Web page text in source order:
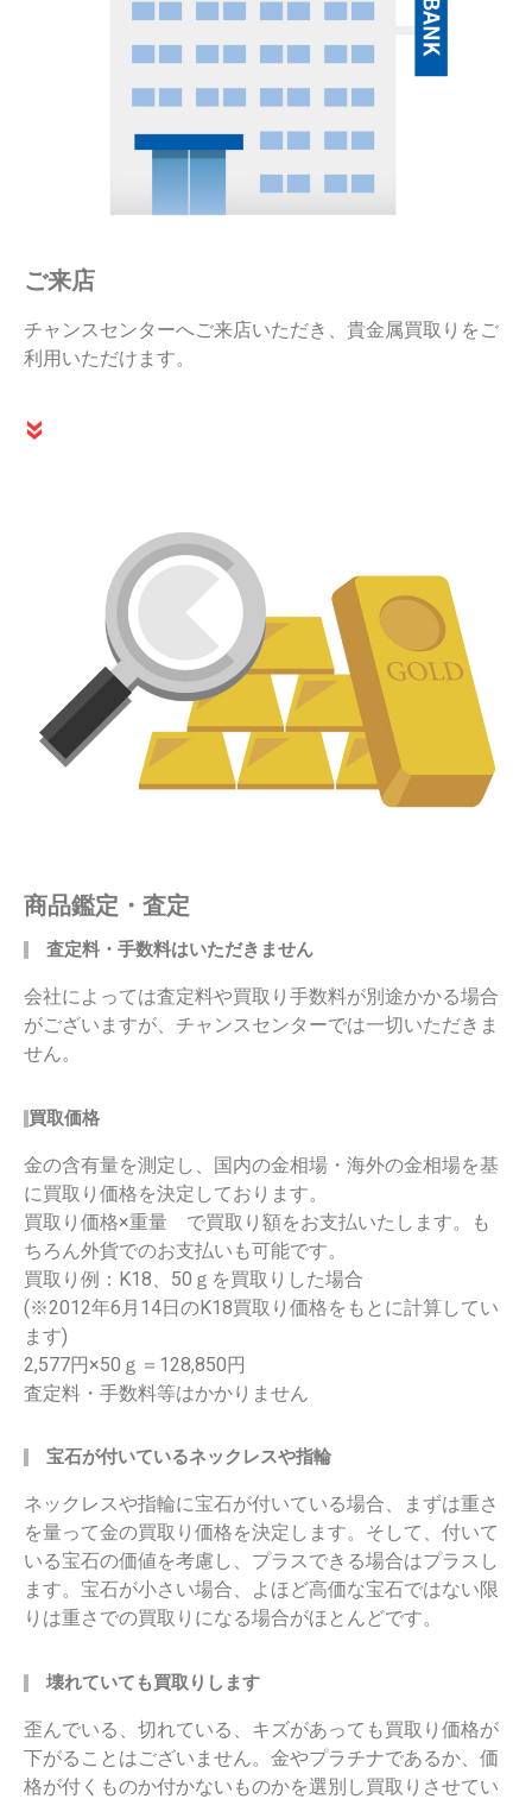
ご来店
チャンスセンターへご来店いただき、貴金属買取りをご
利用いただけます。
商品鑑定・査定
査定料・手数料はいただきません
会社によっては査定料や買取り手数料が別途かかる場合
がございますが、チャンスセンターでは一切いただきま
せん。
買取価格
金の含有量を測定し、国内の金相場・海外の金相場を基
に買取り価格を決定しております。
買取り価格×重量 で買取り額をお支払いたします。も
ちろん外貨でのお支払いも可能です。
買取り例：K18、50ｇを買取りした場合
(※2012年6月14日のK18買取り価格をもとに計算してい
ます)
2,577円×50ｇ＝128,850円
査定料・手数料等はかかりません
宝石が付いているネックレスや指輪
ネックレスや指輪に宝石が付いている場合、まずは重さ
を量って金の買取り価格を決定します。そして、付いて
いる宝石の価値を考慮し、プラスできる場合はプラスし
ます。宝石が小さい場合、よほど高価な宝石ではない限
りは重さでの買取りになる場合がほとんどです。
壊れていても買取りします
歪んでいる、切れている、キズがあっても買取り価格が
下がることはございません。金やプラチナであるか、価
格が付くものか付かないものかを選別し買取りさせてい